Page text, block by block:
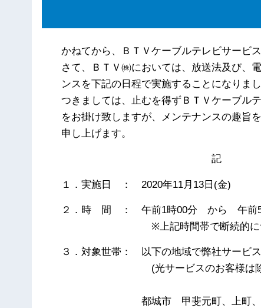
かねてから、ＢＴＶケーブルテレビサービ
さて、ＢＴＶ㈱においては、放送法及び、
ンスを下記の日程で実施することになりまし
つきましては、止むを得ずＢＴＶケーブル
をお掛け致しますが、メンテナンスの趣旨
申し上げます。
記
１．実施日 ： 2020年11月13日(金)
２．時 間 ： 午前1時00分 から 午前5
※上記時間帯で断続的にサービ
３．対象世帯： 以下の地域で弊社サービ
(光サービスのお客様は除
都城市 甲斐元町、上町、蔵